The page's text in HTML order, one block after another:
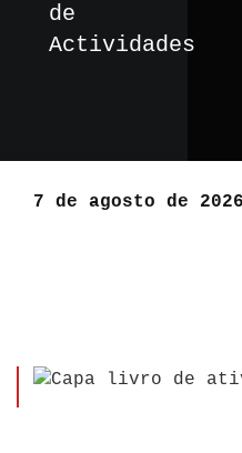
de
Actividades
7 de agosto de 2026